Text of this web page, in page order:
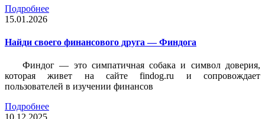
Подробнее
15.01.2026
Найди своего финансового друга — Финдога
Финдог — это симпатичная собака и символ доверия,
которая живет на сайте findog.ru и сопровождает
пользователей в изучении финансов
Подробнее
10.12.2025